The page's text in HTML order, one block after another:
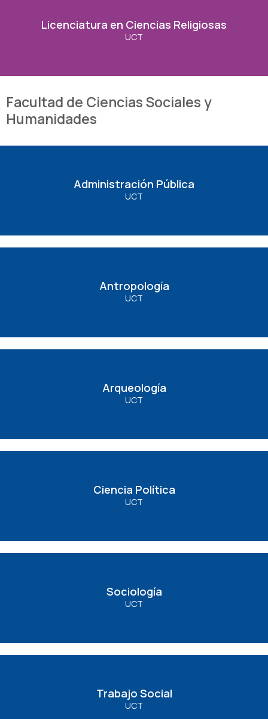
Licenciatura en Ciencias Religiosas
UCT
Ver Carrera
Facultad de Ciencias Sociales y
Humanidades
Administración Pública
UCT
Ver Carrera
Antropología
UCT
Ver Carrera
Arqueología
UCT
Ver Carrera
Ciencia Política
UCT
Ver Carrera
Sociología
UCT
Ver Carrera
Trabajo Social
UCT
Ver Carrera